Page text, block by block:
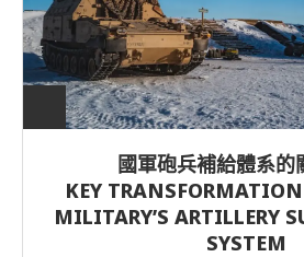
國軍砲兵補給體系的
KEY
MILITARY’S ARTILLERY
SYSTEM